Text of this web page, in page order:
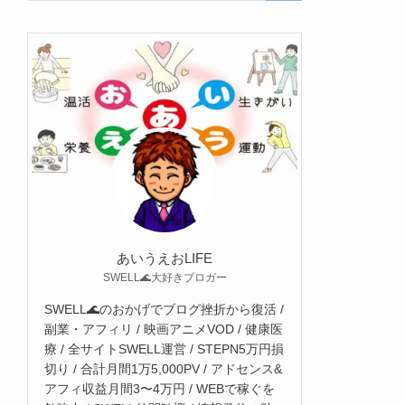
あいうえおLIFE
SWELL🌊大好きブロガー
SWELL🌊のおかげでブログ挫折から復活 /
副業・アフィリ / 映画アニメVOD / 健康医
療 / 全サイトSWELL運営 / STEPN5万円損
切り / 合計月間1万5,000PV / アドセンス&
アフィ収益月間3〜4万円 / WEBで稼ぐを